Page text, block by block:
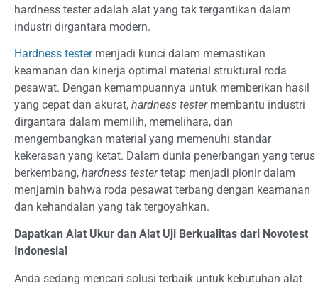
hardness tester adalah alat yang tak tergantikan dalam
industri dirgantara modern.
Hardness testermenjadi kunci dalam memastikan
keamanan dan kinerja optimal material struktural roda
pesawat. Dengan kemampuannya untuk memberikan hasil
yang cepat dan akurat, hardness testermembantu industri
dirgantara dalam memilih, memelihara, dan
mengembangkan material yang memenuhi standar
kekerasan yang ketat. Dalam dunia penerbangan yang terus
berkembang, hardness testertetap menjadi pionir dalam
menjamin bahwa roda pesawat terbang dengan keamanan
dan kehandalan yang tak tergoyahkan.
Dapatkan Alat Ukur dan Alat Uji Berkualitas dari Novotest
Indonesia!
Anda sedang mencari solusi terbaik untuk kebutuhan alat